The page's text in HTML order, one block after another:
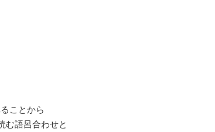
ことから⁡
む語呂合わせと⁡